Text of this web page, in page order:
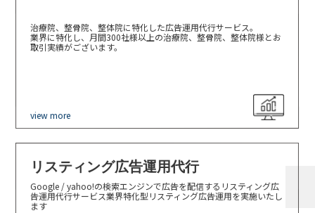
治療院、整骨院、整体院に特化した広告運用代行サービス。
業界に特化し、月間300社様以上の治療院、整骨院、整体院様とお
取引実績がございます。
view more
リスティング広告運用代行
Google / yahoo!の検索エンジンで広告を配信するリスティング広
告運用代行サービス業界特化型リスティング広告運用を実施いたし
ます